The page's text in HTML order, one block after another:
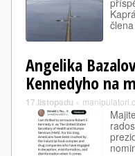
Angelika
Kennedyho na
17.listopadu »